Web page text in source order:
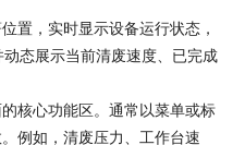
置，实时显示设备运行状态，
动态展示当前清废速度、已完成
的核心功能区。通常以菜单或标
例如，清废压力、工作台速